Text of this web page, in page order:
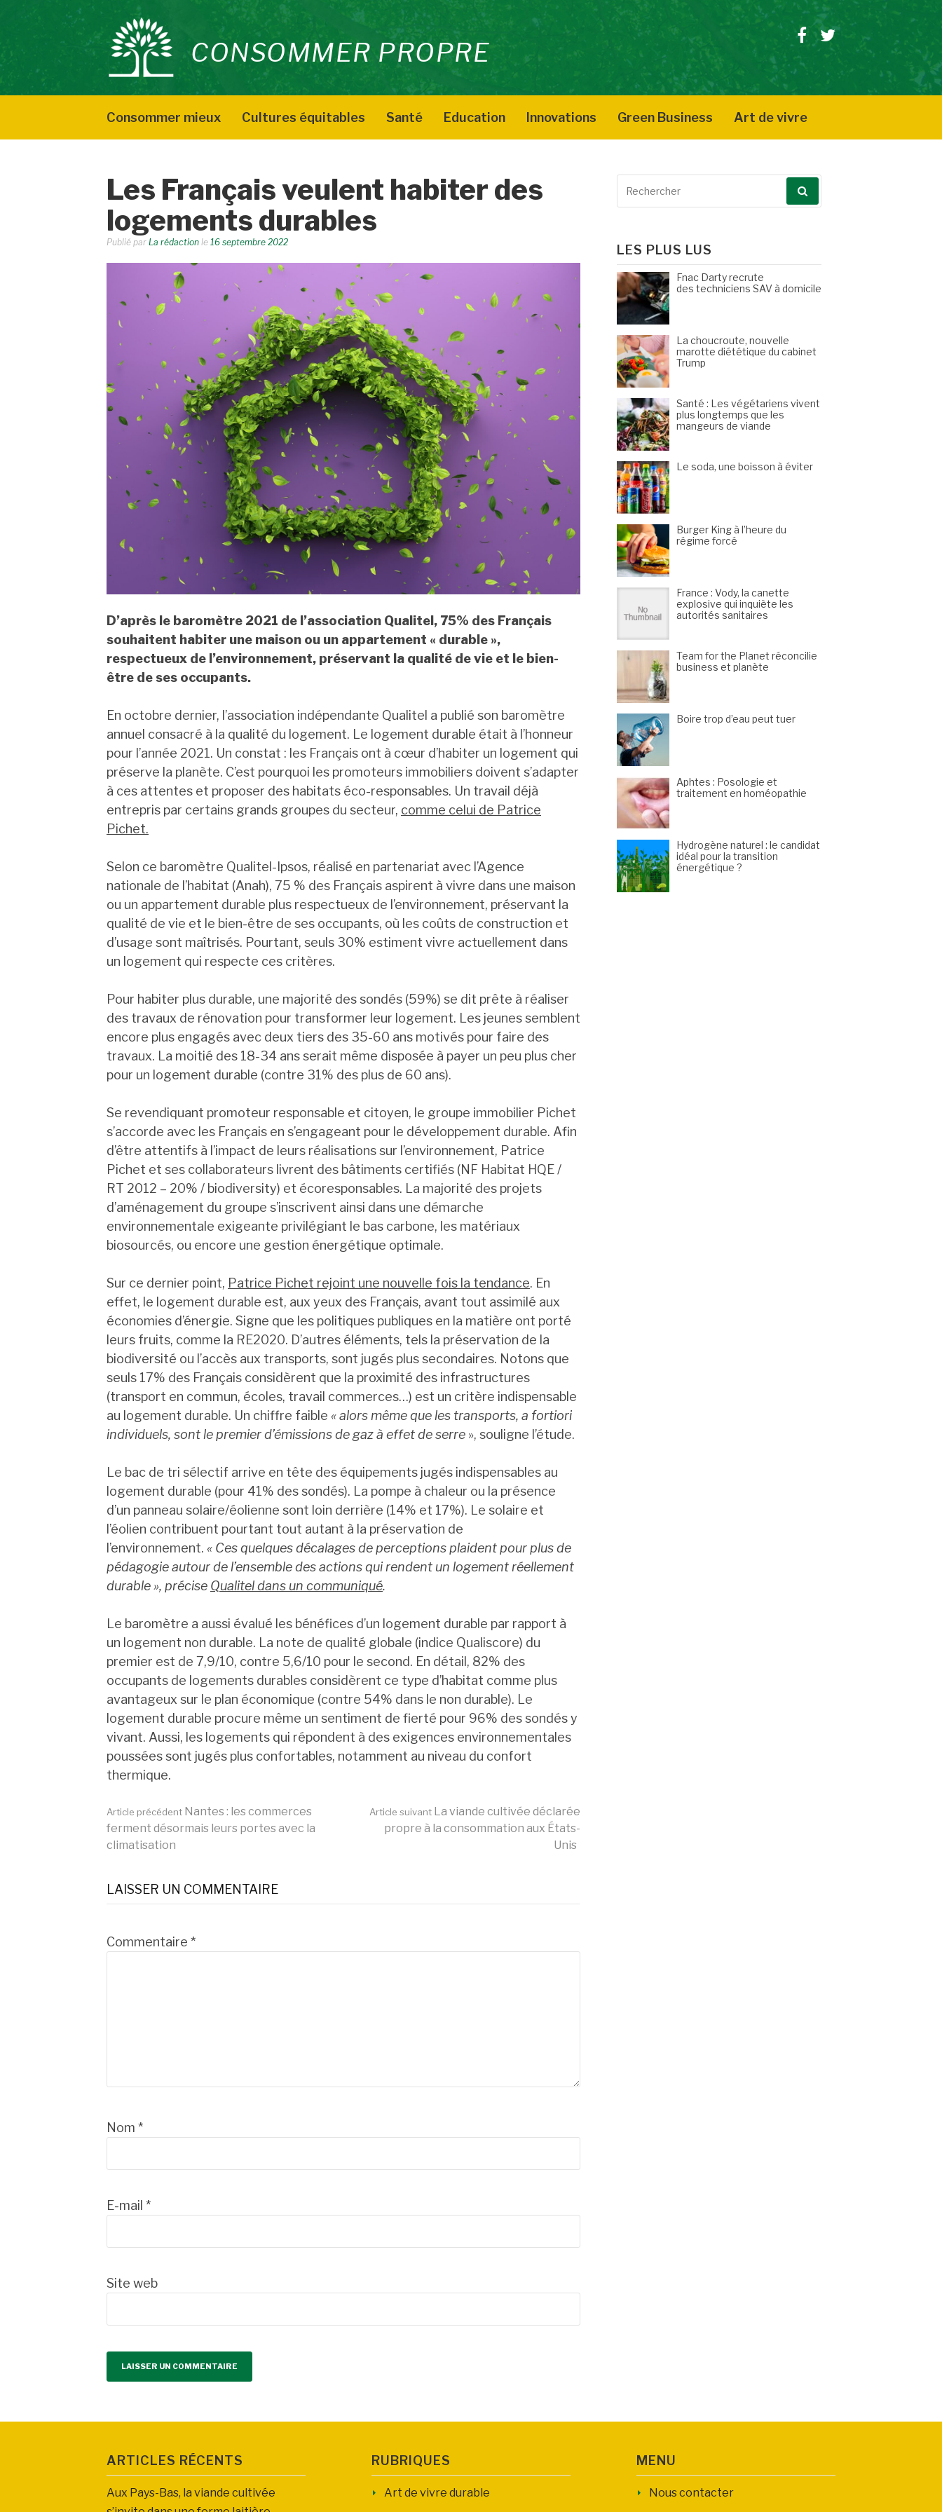
contenu
CONSOMMER PROPRE
Facebook
Twitter
Consommer mieux Cultures équitables Santé Education Innovations Green Business Art de vivre
Les Français veulent habiter des
logements durables
Publié par La rédaction le 16 septembre 2022
D’après le baromètre 2021 de l’association Qualitel, 75% des Français
souhaitent habiter une maison ou un appartement « durable »,
respectueux de l’environnement, préservant la qualité de vie et le bien-
être de ses occupants.
En octobre dernier, l’association indépendante Qualitel a publié son baromètre
annuel consacré à la qualité du logement. Le logement durable était à l’honneur
pour l’année 2021. Un constat : les Français ont à cœur d’habiter un logement qui
préserve la planète. C’est pourquoi les promoteurs immobiliers doivent s’adapter
à ces attentes et proposer des habitats éco-responsables. Un travail déjà
entrepris par certains grands groupes du secteur, comme celui de Patrice
Pichet.
Selon ce baromètre Qualitel-Ipsos, réalisé en partenariat avec l’Agence
nationale de l’habitat (Anah), 75 % des Français aspirent à vivre dans une maison
ou un appartement durable plus respectueux de l’environnement, préservant la
qualité de vie et le bien-être de ses occupants, où les coûts de construction et
d’usage sont maîtrisés. Pourtant, seuls 30% estiment vivre actuellement dans
un logement qui respecte ces critères.
Pour habiter plus durable, une majorité des sondés (59%) se dit prête à réaliser
des travaux de rénovation pour transformer leur logement. Les jeunes semblent
encore plus engagés avec deux tiers des 35-60 ans motivés pour faire des
travaux. La moitié des 18-34 ans serait même disposée à payer un peu plus cher
pour un logement durable (contre 31% des plus de 60 ans).
Se revendiquant promoteur responsable et citoyen, le groupe immobilier Pichet
s’accorde avec les Français en s’engageant pour le développement durable. Afin
d’être attentifs à l’impact de leurs réalisations sur l’environnement, Patrice
Pichet et ses collaborateurs livrent des bâtiments certifiés (NF Habitat HQE /
RT 2012 – 20% / biodiversity) et écoresponsables. La majorité des projets
d’aménagement du groupe s’inscrivent ainsi dans une démarche
environnementale exigeante privilégiant le bas carbone, les matériaux
biosourcés, ou encore une gestion énergétique optimale.
Sur ce dernier point, Patrice Pichet rejoint une nouvelle fois la tendance. En
effet, le logement durable est, aux yeux des Français, avant tout assimilé aux
économies d’énergie. Signe que les politiques publiques en la matière ont porté
leurs fruits, comme la RE2020. D’autres éléments, tels la préservation de la
biodiversité ou l’accès aux transports, sont jugés plus secondaires. Notons que
seuls 17% des Français considèrent que la proximité des infrastructures
(transport en commun, écoles, travail commerces…) est un critère indispensable
au logement durable. Un chiffre faible « alors même que les transports, a fortiori
individuels, sont le premier d’émissions de gaz à effet de serre », souligne l’étude.
Le bac de tri sélectif arrive en tête des équipements jugés indispensables au
logement durable (pour 41% des sondés). La pompe à chaleur ou la présence
d’un panneau solaire/éolienne sont loin derrière (14% et 17%). Le solaire et
l’éolien contribuent pourtant tout autant à la préservation de
l’environnement. « Ces quelques décalages de perceptions plaident pour plus de
pédagogie autour de l’ensemble des actions qui rendent un logement réellement
durable », précise Qualitel dans un communiqué.
Le baromètre a aussi évalué les bénéfices d’un logement durable par rapport à
un logement non durable. La note de qualité globale (indice Qualiscore) du
premier est de 7,9/10, contre 5,6/10 pour le second. En détail, 82% des
occupants de logements durables considèrent ce type d’habitat comme plus
avantageux sur le plan économique (contre 54% dans le non durable). Le
logement durable procure même un sentiment de fierté pour 96% des sondés y
vivant. Aussi, les logements qui répondent à des exigences environnementales
poussées sont jugés plus confortables, notamment au niveau du confort
thermique.
Lire
suite
Article précédent Nantes : les commerces
ferment désormais leurs portes avec la
climatisation
Article suivant La viande cultivée déclarée
propre à la consommation aux États-
Unis
LAISSER UN COMMENTAIRE
Commentaire *
Nom *
E-mail *
Site web
LES PLUS LUS
Fnac Darty recrute
des techniciens SAV à domicile
La choucroute, nouvelle
marotte diététique du cabinet
Trump
Santé : Les végétariens vivent
plus longtemps que les
mangeurs de viande
Le soda, une boisson à éviter
Burger King à l’heure du
régime forcé
France : Vody, la canette
explosive qui inquiète les
autorités sanitaires
Team for the Planet réconcilie
business et planète
Boire trop d’eau peut tuer
Aphtes : Posologie et
traitement en homéopathie
Hydrogène naturel : le candidat
idéal pour la transition
énergétique ?
ARTICLES RÉCENTS
Aux Pays-Bas, la viande cultivée
RUBRIQUES
Art de vivre durable
MENU
Nous contacter